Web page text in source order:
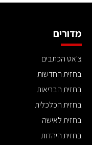
מדורים
צ'אט הכתבים
בחזית החדשות
בחזית הבריאות
בחזית הכלכלית
בחזית לאישה
בחזית היהדות